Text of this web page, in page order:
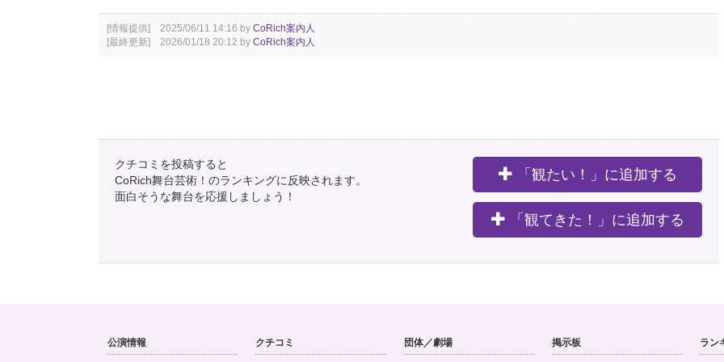
[情報提供] 2025/06/11 14:16 by CoRich案内人
[最終更新] 2026/01/18 20:12 by CoRich案内人
クチコミを投稿すると
CoRich舞台芸術！のランキングに反映されます。
面白そうな舞台を応援しましょう！
「観たい！」に追加する
「観てきた！」に追加する
公演情報 クチコミ 団体／劇場 掲示板 ラン